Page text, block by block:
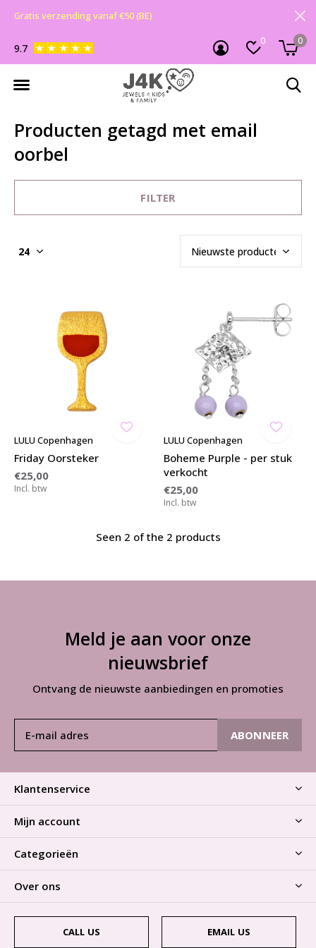
0 0
9.7
Gratis verzending vanaf €50 (BE)
Producten getagd met email
oorbel
FILTER
LULU Copenhagen
Friday Oorsteker
€25,00
Incl. btw
LULU Copenhagen
Boheme Purple - per stuk
verkocht
€25,00
Incl. btw
Seen 2 of the 2 products
Meld je aan voor onze
nieuwsbrief
Ontvang de nieuwste aanbiedingen en promoties
ABONNEER
Klantenservice
Mijn account
Categorieën
Over ons
CALL US EMAIL US